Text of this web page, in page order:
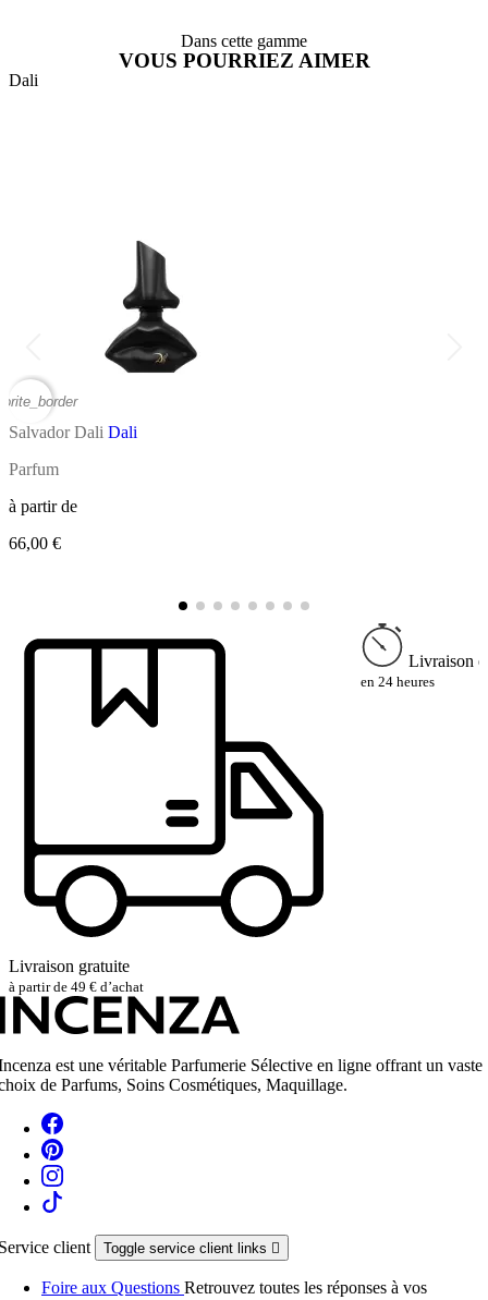
Dans cette gamme
VOUS POURRIEZ AIMER
Dali
Salvador Dali Dali
Parfum
à partir de
66,00 €
Livraison gratuite
à partir de 49 € d’achat
Livraison
en 24 heures
est une véritable Parfumerie Sélective en ligne offrant un vaste
de Parfums, Soins Cosmétiques, Maquillage.
client Toggle service client links 
Foire aux Questions Retrouvez toutes les réponses à vos